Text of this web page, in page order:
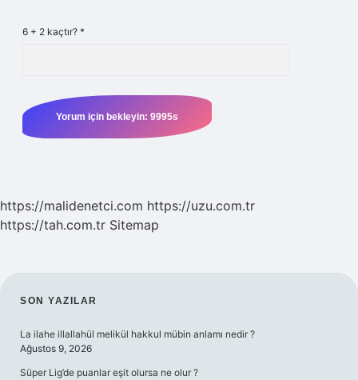
6 + 2 kaçtır? *
https://malidenetci.com https://uzu.com.tr
https://tah.com.tr Sitemap
SIDEBAR
SON YAZILAR
La ilahe illallahül melikül hakkul mübin anlamı nedir ?
Ağustos 9, 2026
Süper Lig’de puanlar eşit olursa ne olur ?